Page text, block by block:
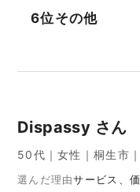
6位その他
Dispassy さん
50代｜女性｜桐生市
選んだ理由サービス、